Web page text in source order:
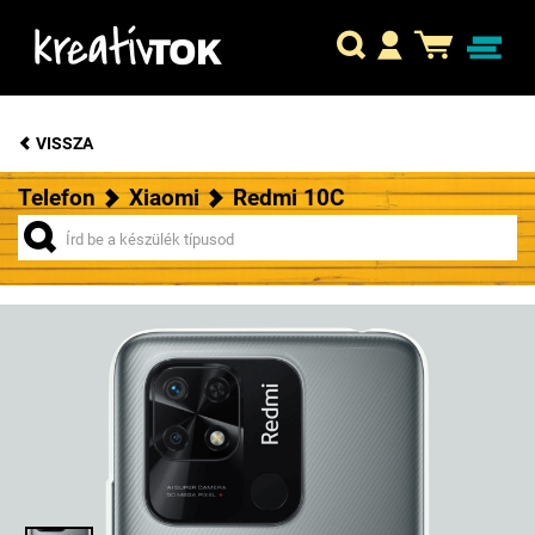
VISSZA
Telefon Xiaomi Redmi 10C